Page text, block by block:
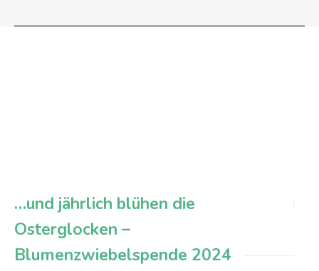
…und jährlich blühen die
Osterglocken –
Blumenzwiebelspende 2024